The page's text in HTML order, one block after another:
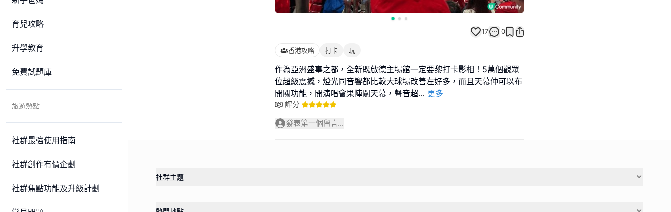
育兒攻略
升學教育
免費試題庫
旅遊熱點
社群最強使用指南
社群創作有價企劃
社群焦點功能及升級計劃
17 0
香港攻略 打卡 玩
作為亞洲盛事之都，全新既啟德主場館一定要黎打卡影相！5萬個觀眾
位超級震撼，燈光同音響都比較大球場改善左好多，而且天幕仲可以布
開關功能，開演唱會果陣關天幕，聲音超... 更多
評分
發表第一個留言...
社群主題